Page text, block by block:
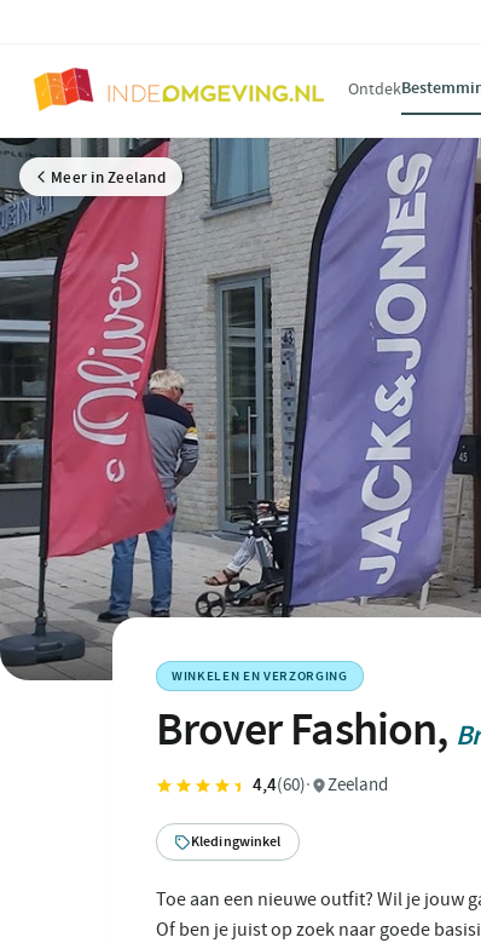
Ontdek
Meer in Zeeland
WINKELEN EN VERZORGING
Brover Fashion,
4,4(60)· Zeeland
Kledingwinkel
Toe aan een nieuwe outfit? Wil je jouw
Of ben je juist op zoek naar goede